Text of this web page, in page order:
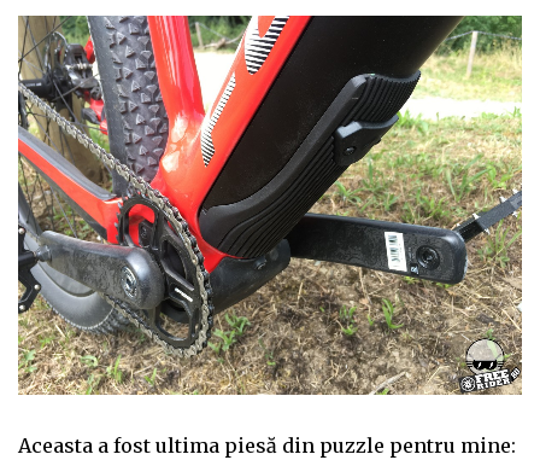
Aceasta a fost ultima piesă din puzzle pentru mine: